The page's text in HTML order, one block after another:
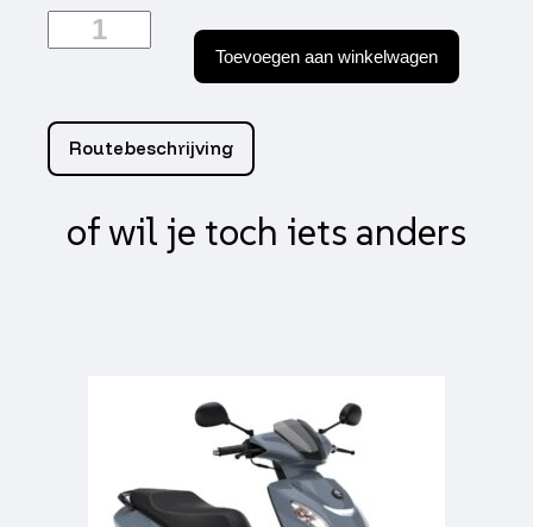
NIU
NQiX
aantal
Toevoegen aan winkelwagen
Routebeschrijving
of wil je toch iets anders